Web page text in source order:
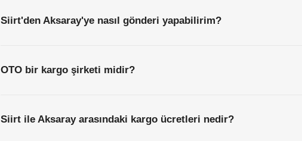
Siirt'den Aksaray'ye nasıl gönderi yapabilirim?
OTO bir kargo şirketi midir?
Siirt ile Aksaray arasındaki kargo ücretleri nedir?